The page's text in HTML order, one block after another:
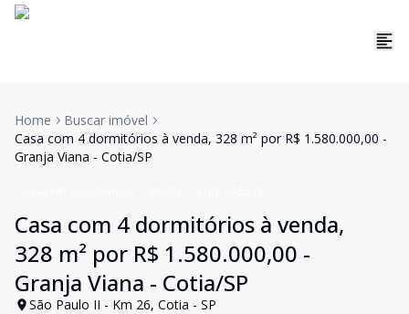
Home
Buscar imóvel
Casa com 4 dormitórios à venda, 328 m² por R$ 1.580.000,00 -
Granja Viana - Cotia/SP
Casa com 4 dormitórios à venda,
328 m² por R$ 1.580.000,00 -
Granja Viana - Cotia/SP
São Paulo II - Km 26, Cotia - SP